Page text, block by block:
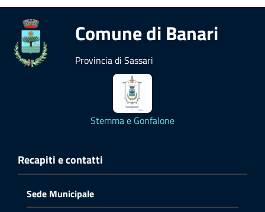
Comune di Banari
Provincia di Sassari
Stemma e Gonfalone
Recapiti e contatti
Sede Municipale